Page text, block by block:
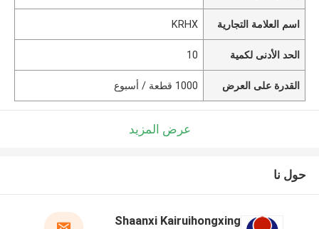
اسم العلامة التجارية KRHX
الحد الأدنى لكمية 10
القدرة على العرض 1000 قطعة / أسبوع
عرض المزيد
حول نا
Shaanxi Kairuihongxing